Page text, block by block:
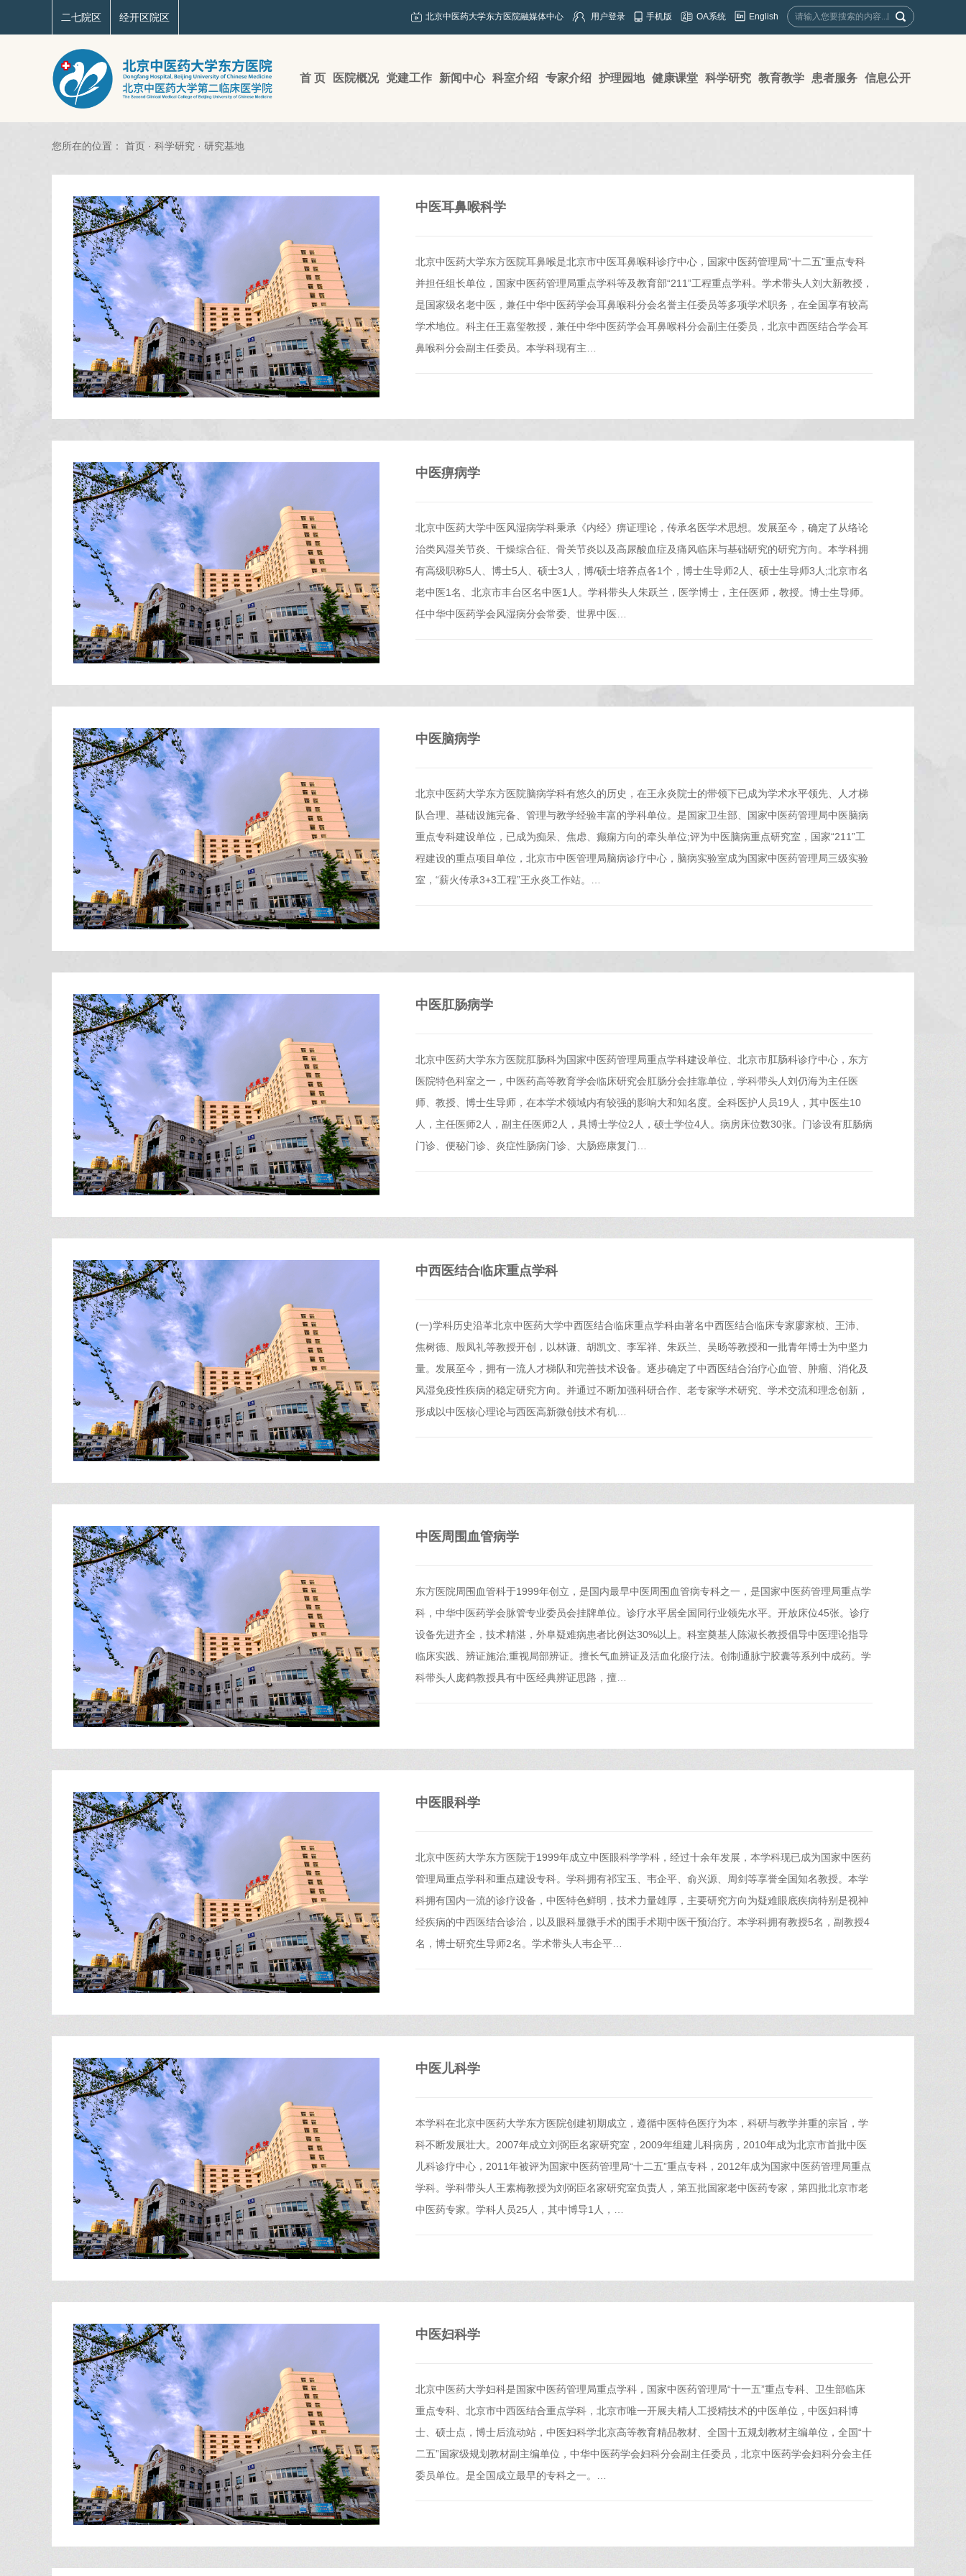
二七院区 经开区院区 北京中医药大学东方医院融媒体中心 用户登录 手机版 OA系统 English
首 页 医院概况 党建工作 新闻中心 科室介绍 专家介绍 护理园地 健康课堂 科学研究 教育教学 患者服务 信息公开
您所在的位置： 首页 · 科学研究 · 研究基地
中医耳鼻喉科学
北京中医药大学东方医院耳鼻喉是北京市中医耳鼻喉科诊疗中心，国家中医药管理局“十二五”重点专科
并担任组长单位，国家中医药管理局重点学科等及教育部“211”工程重点学科。学术带头人刘大新教授，
是国家级名老中医，兼任中华中医药学会耳鼻喉科分会名誉主任委员等多项学术职务，在全国享有较高
学术地位。科主任王嘉玺教授，兼任中华中医药学会耳鼻喉科分会副主任委员，北京中西医结合学会耳
鼻喉科分会副主任委员。本学科现有主…
中医痹病学
北京中医药大学中医风湿病学科秉承《内经》痹证理论，传承名医学术思想。发展至今，确定了从络论
治类风湿关节炎、干燥综合征、骨关节炎以及高尿酸血症及痛风临床与基础研究的研究方向。本学科拥
有高级职称5人、博士5人、硕士3人，博/硕士培养点各1个，博士生导师2人、硕士生导师3人;北京市名
老中医1名、北京市丰台区名中医1人。学科带头人朱跃兰，医学博士，主任医师，教授。博士生导师。
任中华中医药学会风湿病分会常委、世界中医…
中医脑病学
北京中医药大学东方医院脑病学科有悠久的历史，在王永炎院士的带领下已成为学术水平领先、人才梯
队合理、基础设施完备、管理与教学经验丰富的学科单位。是国家卫生部、国家中医药管理局中医脑病
重点专科建设单位，已成为痴呆、焦虑、癫痫方向的牵头单位;评为中医脑病重点研究室，国家“211”工
程建设的重点项目单位，北京市中医管理局脑病诊疗中心，脑病实验室成为国家中医药管理局三级实验
室，“薪火传承3+3工程”王永炎工作站。…
中医肛肠病学
北京中医药大学东方医院肛肠科为国家中医药管理局重点学科建设单位、北京市肛肠科诊疗中心，东方
医院特色科室之一，中医药高等教育学会临床研究会肛肠分会挂靠单位，学科带头人刘仍海为主任医
师、教授、博士生导师，在本学术领域内有较强的影响大和知名度。全科医护人员19人，其中医生10
人，主任医师2人，副主任医师2人，具博士学位2人，硕士学位4人。病房床位数30张。门诊设有肛肠病
门诊、便秘门诊、炎症性肠病门诊、大肠癌康复门…
中西医结合临床重点学科
(一)学科历史沿革北京中医药大学中西医结合临床重点学科由著名中西医结合临床专家廖家桢、王沛、
焦树德、殷凤礼等教授开创，以林谦、胡凯文、李军祥、朱跃兰、吴旸等教授和一批青年博士为中坚力
量。发展至今，拥有一流人才梯队和完善技术设备。逐步确定了中西医结合治疗心血管、肿瘤、消化及
风湿免疫性疾病的稳定研究方向。并通过不断加强科研合作、老专家学术研究、学术交流和理念创新，
形成以中医核心理论与西医高新微创技术有机…
中医周围血管病学
东方医院周围血管科于1999年创立，是国内最早中医周围血管病专科之一，是国家中医药管理局重点学
科，中华中医药学会脉管专业委员会挂牌单位。诊疗水平居全国同行业领先水平。开放床位45张。诊疗
设备先进齐全，技术精湛，外阜疑难病患者比例达30%以上。科室奠基人陈淑长教授倡导中医理论指导
临床实践、辨证施治;重视局部辨证。擅长气血辨证及活血化瘀疗法。创制通脉宁胶囊等系列中成药。学
科带头人庞鹤教授具有中医经典辨证思路，擅…
中医眼科学
北京中医药大学东方医院于1999年成立中医眼科学学科，经过十余年发展，本学科现已成为国家中医药
管理局重点学科和重点建设专科。学科拥有祁宝玉、韦企平、俞兴源、周剑等享誉全国知名教授。本学
科拥有国内一流的诊疗设备，中医特色鲜明，技术力量雄厚，主要研究方向为疑难眼底疾病特别是视神
经疾病的中西医结合诊治，以及眼科显微手术的围手术期中医干预治疗。本学科拥有教授5名，副教授4
名，博士研究生导师2名。学术带头人韦企平…
中医儿科学
本学科在北京中医药大学东方医院创建初期成立，遵循中医特色医疗为本，科研与教学并重的宗旨，学
科不断发展壮大。2007年成立刘弼臣名家研究室，2009年组建儿科病房，2010年成为北京市首批中医
儿科诊疗中心，2011年被评为国家中医药管理局“十二五”重点专科，2012年成为国家中医药管理局重点
学科。学科带头人王素梅教授为刘弼臣名家研究室负责人，第五批国家老中医药专家，第四批北京市老
中医药专家。学科人员25人，其中博导1人，…
中医妇科学
北京中医药大学妇科是国家中医药管理局重点学科，国家中医药管理局“十一五”重点专科、卫生部临床
重点专科、北京市中西医结合重点学科，北京市唯一开展夫精人工授精技术的中医单位，中医妇科博
士、硕士点，博士后流动站，中医妇科学北京高等教育精品教材、全国十五规划教材主编单位，全国“十
二五”国家级规划教材副主编单位，中华中医药学会妇科分会副主任委员，北京中医药学会妇科分会主任
委员单位。是全国成立最早的专科之一。…